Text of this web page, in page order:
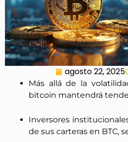
agosto 22, 2025
Más allá de la
bitcoin mantendrá
Inversores
de sus carteras en BTC,